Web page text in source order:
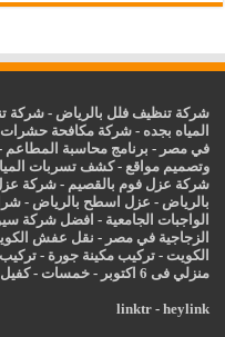
شركة تنظيف فلل بالرياض -شركة
المياه بجده -شركة مكافحة حشرات
في مصر - برنامج محاسبة المطاعم
وتصميم مواقع -كشف تسربات
شركة عزل فوم بالقصيم -شركة
بالرياض - عزل اسطح بالرياض -
الواجبات الجامعية - افضل شركة
الزجاجية في مصر - نقل عفش
الكويت -تركيب مكينة جورة -
منزلي فى 6 اكتوبر
-خمسات -كفيل
linktr- heylink